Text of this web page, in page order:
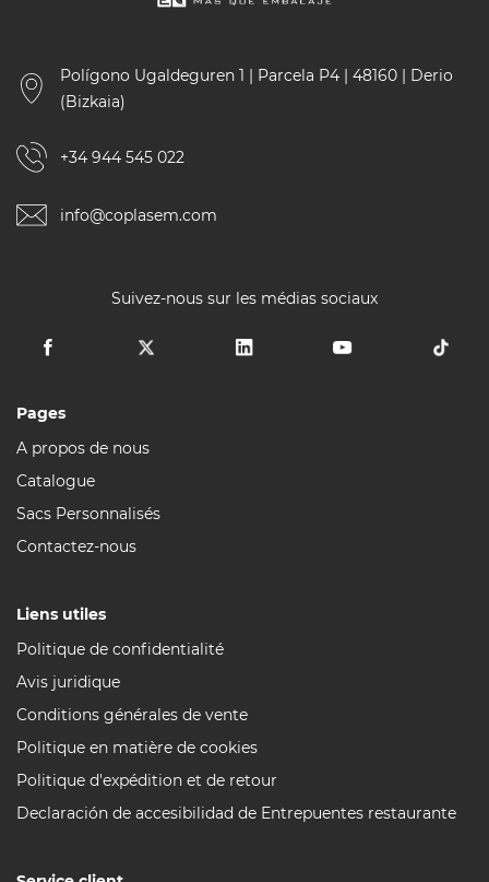
Polígono Ugaldeguren 1 | Parcela P4 | 48160 | Derio
(Bizkaia)
+34 944 545 022
info@coplasem.com
Suivez-nous sur les médias sociaux
Pages
A propos de nous
Catalogue
Sacs Personnalisés
Contactez-nous
Liens utiles
Politique de confidentialité
Avis juridique
Conditions générales de vente
Politique en matière de cookies
Politique d'expédition et de retour
Declaración de accesibilidad de Entrepuentes restaurante